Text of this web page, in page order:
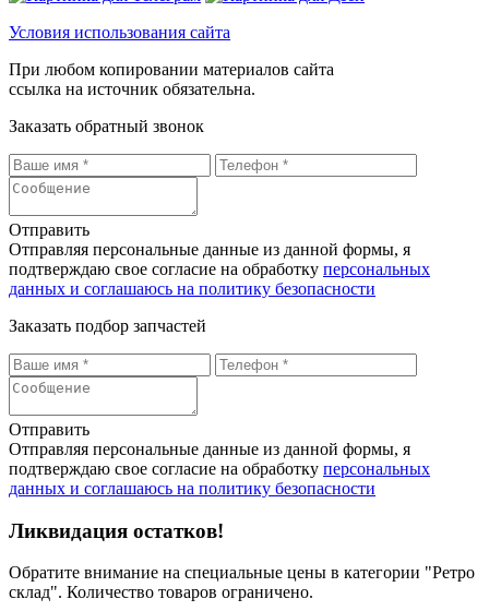
Условия использования сайта
При любом копировании материалов сайта
ссылка на источник обязательна.
Заказать обратный звонок
Отправить
Отправляя персональные данные из данной формы, я
подтверждаю свое согласие на обработку персональных
данных и соглашаюсь на политику безопасности
Заказать подбор запчастей
Отправить
Отправляя персональные данные из данной формы, я
подтверждаю свое согласие на обработку персональных
данных и соглашаюсь на политику безопасности
Ликвидация остатков!
Обратите внимание на специальные цены в категории "Ретро
склад". Количество товаров ограничено.